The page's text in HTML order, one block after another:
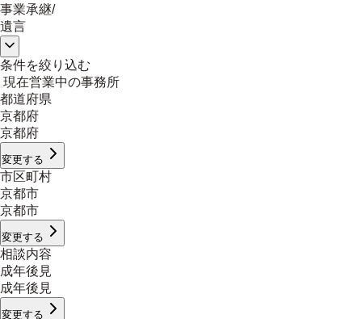
事業承継/
遺言
条件を絞り込む
現在営業中の事務所
都道府県
京都府
京都府
変更する
市区町村
京都市
京都市
変更する
相談内容
成年後見
成年後見
変更する